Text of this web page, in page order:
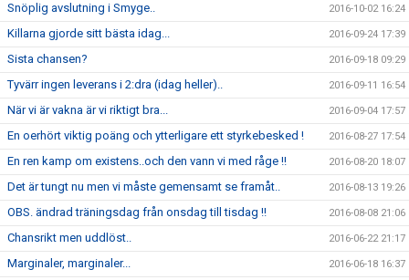
Snöplig avslutning i Smyge.. 2016-10-02 16:24
Killarna gjorde sitt bästa idag... 2016-09-24 17:39
Sista chansen? 2016-09-18 09:29
Tyvärr ingen leverans i 2:dra (idag heller).. 2016-09-11 16:54
När vi är vakna är vi riktigt bra... 2016-09-04 17:57
En oerhört viktig poäng och ytterligare ett styrkebesked ! 2016-08-27 17:54
En ren kamp om existens..och den vann vi med råge !! 2016-08-20 18:07
Det är tungt nu men vi måste gemensamt se framåt.. 2016-08-13 19:26
OBS. ändrad träningsdag från onsdag till tisdag !! 2016-08-08 21:06
Chansrikt men uddlöst.. 2016-06-22 21:17
Marginaler, marginaler... 2016-06-18 16:37